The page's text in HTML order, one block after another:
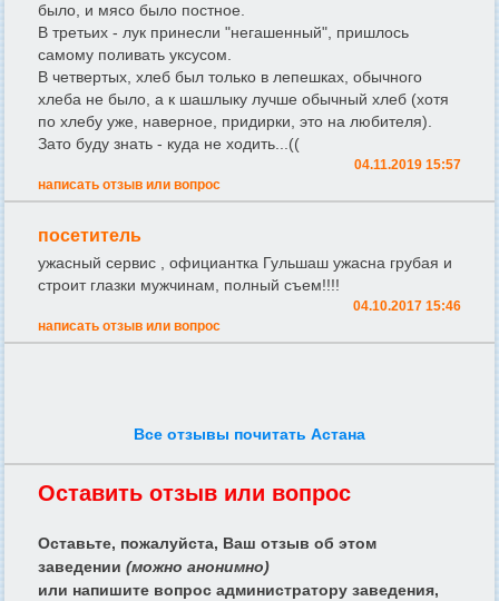
было, и мясо было постное.
В третьих - лук принесли "негашенный", пришлось
самому поливать уксусом.
В четвертых, хлеб был только в лепешках, обычного
хлеба не было, а к шашлыку лучше обычный хлеб (хотя
по хлебу уже, наверное, придирки, это на любителя).
Зато буду знать - куда не ходить...((
04.11.2019 15:57
написать отзыв или вопрос
посетитель
ужасный сервис , официантка Гульшаш ужасна грубая и
строит глазки мужчинам, полный съем!!!!
04.10.2017 15:46
написать отзыв или вопрос
Все отзывы почитать Астана
Оставить отзыв или вопрос
Оставьте, пожалуйста, Ваш отзыв об этом
заведении (можно анонимно)
или напишите вопрос администратору заведения,